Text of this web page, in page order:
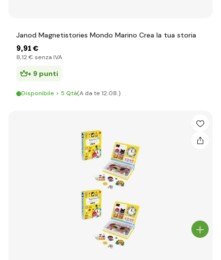
Janod Magnetistories Mondo Marino Crea la tua storia
9,91 €
8,12 € senza IVA
+ 9 punti
Disponibile > 5 Qtà(A da te 12.08.)